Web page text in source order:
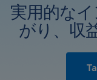
実用的な
がり、収